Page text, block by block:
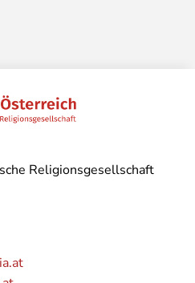
Religionsgesellschaft